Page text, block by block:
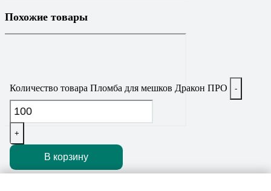
Количество товара Пломба для мешков Дракон ПРО -
+
В корзину
Похожие товары